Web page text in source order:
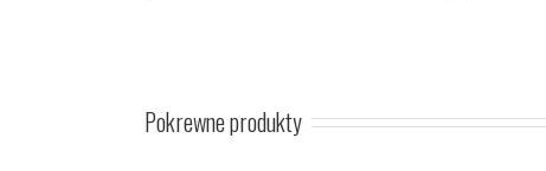
Pokrewne produkty